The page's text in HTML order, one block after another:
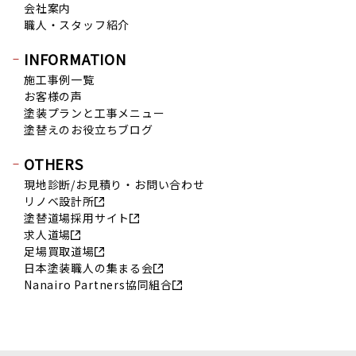
2019年5月 (16)
2019年4月 (14)
2019年1月 (8)
2018年10月 (17)
2018年9月 (14)
2018年7月 (19)
2018年6月 (11)
会社案内
職人・スタッフ紹介
INFORMATION
施工事例一覧
お客様の声
塗装プランと工事メニュー
塗替えのお役立ちブログ
OTHERS
現地診断/お見積り・お問い合わせ
リノベ設計所
塗替道場採用サイト
求人道場
足場買取道場
日本塗装職人の集まる会
Nanairo Partners協同組合